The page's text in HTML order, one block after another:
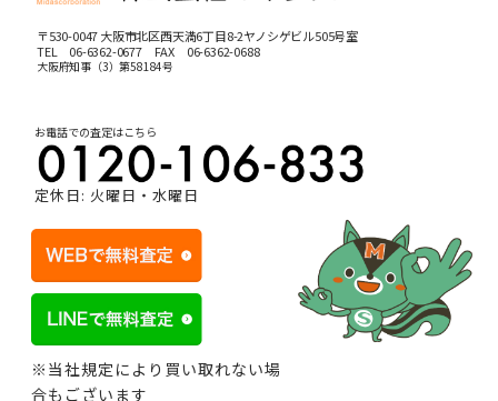
〒530-0047 大阪市北区西天満6丁目8-2ヤノシゲビル505号室
TEL 06-6362-0677FAX 06-6362-0688
大阪府知事（3）第58184号
お電話での査定はこちら
定休日: 火曜日・水曜日
※当社規定により買い取れない場
合もございます